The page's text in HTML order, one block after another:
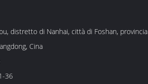
distretto di Nanhai, città di Foshan, provincia
Cina
36